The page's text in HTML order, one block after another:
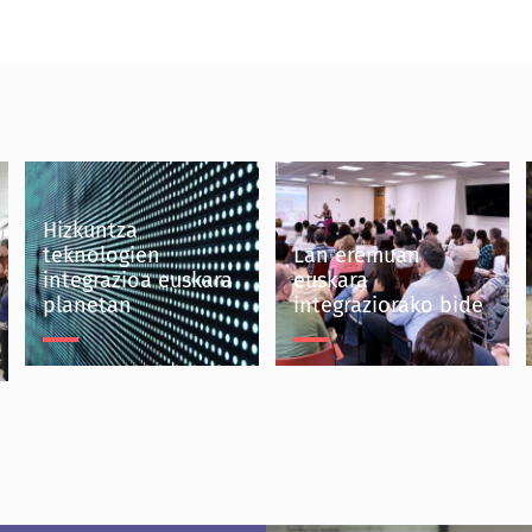
Hizkuntza
teknologien
integrazioa euskara
planetan
Lan eremuan
euskara
integraziorako bide